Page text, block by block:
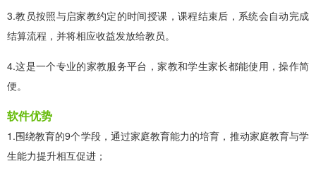
3.教员按照与启家教约定的时间授课，课程结束后，系统会自动完成
结算流程，并将相应收益发放给教员。
4.这是一个专业的家教服务平台，家教和学生家长都能使用，操作简
便。
软件优势
1.围绕教育的9个学段，通过家庭教育能力的培育，推动家庭教育与学
生能力提升相互促进；